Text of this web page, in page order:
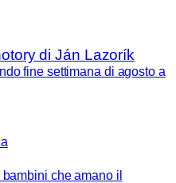
di Ján Lazorík
fine settimana di agosto a
bambini che amano il